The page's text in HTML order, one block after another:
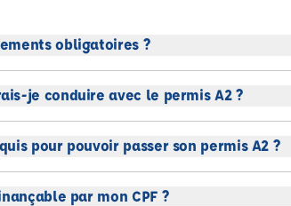
obligatoires ?
je conduire avec le permis A2 ?
pour pouvoir passer son permis A2 ?
par mon CPF ?